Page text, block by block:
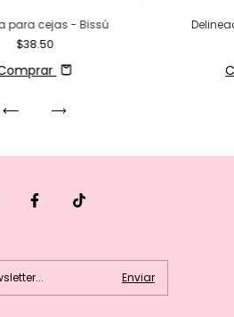
para cejas - Bissú
$38.50